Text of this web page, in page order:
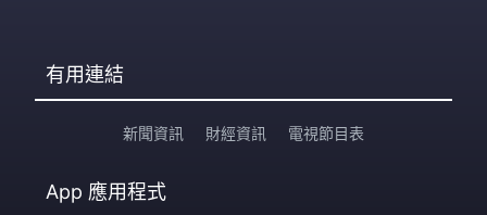
有用連結
新聞資訊 財經資訊 電視節目表
App 應用程式